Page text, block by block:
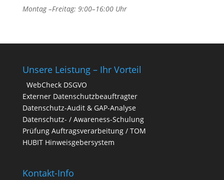
Montag –Freitag: 9:00–16:00 Uhr
Unsere Leistung – Ihr Vorteil
WebCheck DSGVO
Externer Datenschutzbeauftragter
Datenschutz-Audit & GAP-Analyse
Datenschutz- / Awareness-Schulung
Prüfung Auftragsverarbeitung / TOM
HUBIT Hinweisgebersystem
Kontakt-Info